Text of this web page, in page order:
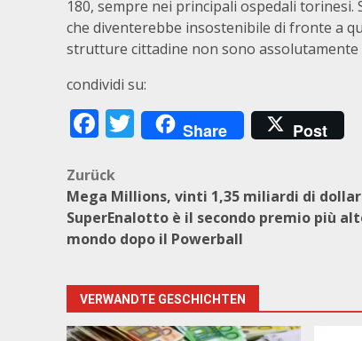
180, sempre nei principali ospedali
che diventerebbe insostenibile di fronte a
strutture cittadine non sono assolutamente
condividi su:
Facebook
Twitter
Share Post
Beitragsnavigation
Zurück
Mega Millions, vinti 1,35 miliardi di
SuperEnalotto è il secondo premio più
mondo dopo il Powerball
VERWANDTE GESCHICHTEN